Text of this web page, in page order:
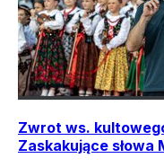
Zwrot ws.
Zaskakujące słowa